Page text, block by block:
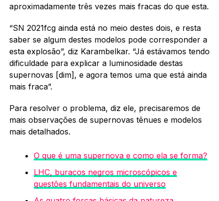
aproximadamente três vezes mais fracas do que esta.
“SN 2021fcg ainda está no meio destes dois, e resta
saber se algum destes modelos pode corresponder a
esta explosão”, diz Karambelkar. “Já estávamos tendo
dificuldade para explicar a luminosidade destas
supernovas [dim], e agora temos uma que está ainda
mais fraca”.
Para resolver o problema, diz ele, precisaremos de
mais observações de supernovas tênues e modelos
mais detalhados.
O que é uma supernova e como ela se forma?
LHC, buracos negros microscópicos e
questões fundamentais do universo